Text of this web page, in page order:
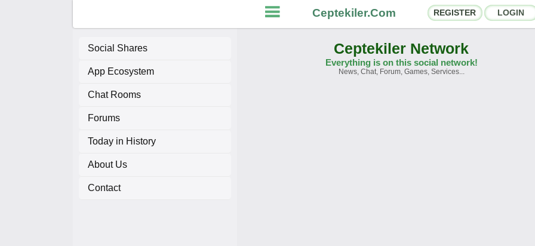
Ceptekiler.Com REGISTER LOGIN
Social Shares
App Ecosystem
Chat Rooms
Forums
Today in History
About Us
Contact
Social Shares
Ceptekiler Network
Everything is on this social network!
News, Chat, Forum, Games, Services...